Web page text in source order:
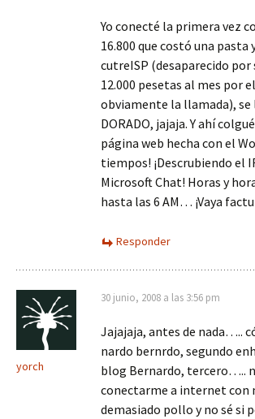
Yo conecté la primera vez
16.800 que costó una pasta
cutreISP (desaparecido por
12.000 pesetas al mes por
obviamente la llamada), se
DORADO, jajaja. Y ahí
página web hecha con el
tiempos! ¡Descrubiendo el
Microsoft Chat! Horas y
hasta las 6 AM… ¡Vaya
Responder
yorch
30 junio, 2008 a las 3:56 pm
Jajajaja, antes de nada…..
nardo bernrdo, segundo
blog Bernardo, tercero…..
conectarme a internet con
demasiado pollo y no sé si